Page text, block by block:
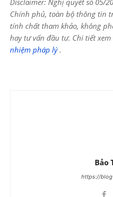
Disclaimer: Nghị quyết số 05/
Chính phủ, toàn bộ thông tin
tính chất tham khảo, không
hay tư vấn đầu tư. Chi tiết
nhiệm pháp lý.
Bảo
https://